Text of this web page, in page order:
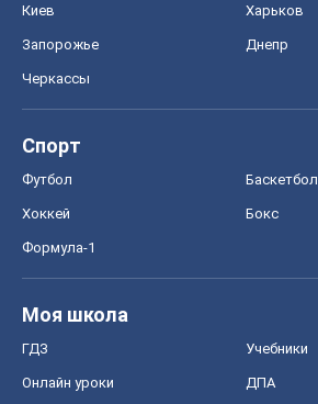
Киев Харьков
Запорожье Днепр
Черкассы
Спорт
Футбол Баскетбол
Хоккей Бокс
Формула-1
Моя школа
ГДЗ Учебники
Онлайн уроки ДПА